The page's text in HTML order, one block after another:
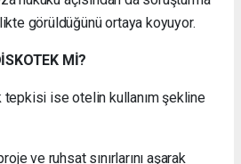
görüldüğünü ortaya koyuyor.
Mİ?
tepkisi ise otelin kullanım şekline
ve ruhsat sınırlarını aşarak